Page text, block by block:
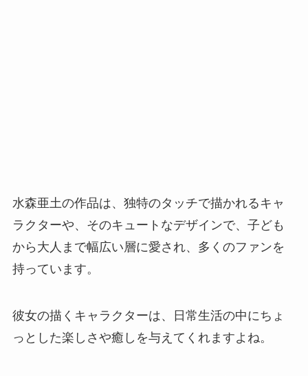
水森亜土の作品は、独特のタッチで描かれるキャ
ラクターや、そのキュートなデザインで、子ども
から大人まで幅広い層に愛され、多くのファンを
持っています。
彼女の描くキャラクターは、日常生活の中にちょ
っとした楽しさや癒しを与えてくれますよね。